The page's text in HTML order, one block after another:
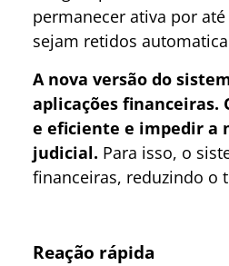
permanecer ativa por
sejam retidos
A nova versão do
aplicações financeiras.
e eficiente e impedir a
judicial. Para isso, o
financeiras, reduzindo o
Reação rápida